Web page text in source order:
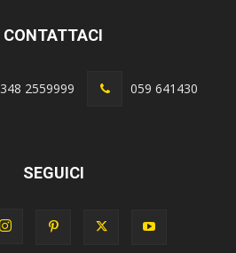
CONTATTACI
348 2559999 059 641430
SEGUICI